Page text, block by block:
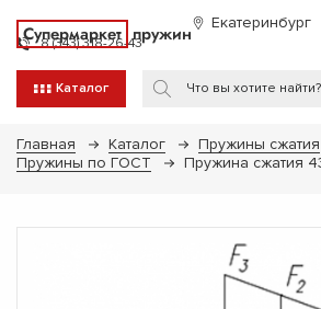
Супермаркет пружин Екатеринбург
8 (343) 318-26-43
Каталог
Главная Каталог
Пружины сжатия
Пружины по ГОСТ
Пружина сжатия